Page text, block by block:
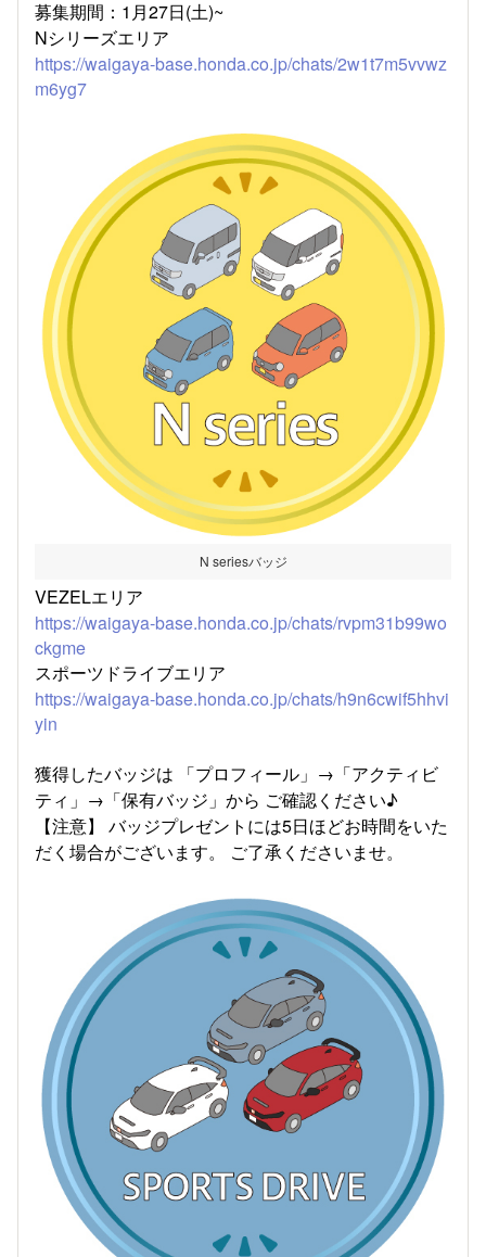
募集期間：1月27日(土)~
Nシリーズエリア
https://waigaya-base.honda.co.jp/chats/2w1t7m5vvwz
m6yg7
N seriesバッジ
VEZELエリア
https://waigaya-base.honda.co.jp/chats/rvpm31b99wo
ckgme
スポーツドライブエリア
https://waigaya-base.honda.co.jp/chats/h9n6cwif5hhvi
yin
獲得したバッジは 「プロフィール」→「アクティビ
ティ」→「保有バッジ」から ご確認ください♪
【注意】 バッジプレゼントには5日ほどお時間をいた
だく場合がございます。 ご了承くださいませ。​